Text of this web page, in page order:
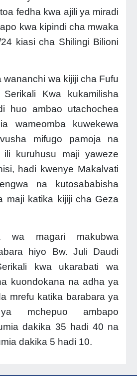
fedha kwa ajili ya miradi
kwa kipindi cha mwaka
kiasi cha Shilingi Bilioni
wananchi wa kijiji cha Fufu
Serikali Kwa kukamilisha
huo ambao utachochea
wameomba kuwekewa
mifugo pamoja na
ili kuruhusu maji yaweze
hadi kwenye Makalvati
na kutosababisha
maji katika kijiji cha Geza
wa magari makubwa
hiyo Bw. Juli Daudi
kwa ukarabati wa
kuondokana na adha ya
mrefu katika barabara ya
mchepuo ambapo
dakika 35 hadi 40 na
dakika 5 hadi 10.